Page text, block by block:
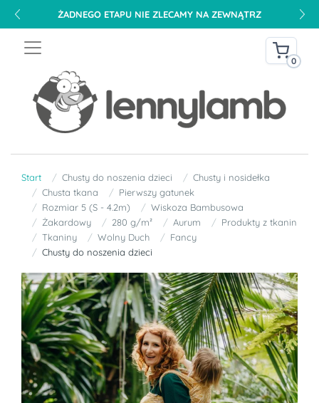
ŻADNEGO ETAPU NIE ZLECAMY NA ZEWNĄTRZ
0
Start Chusty do noszenia dzieci
Chusty i nosidełka
Chusta tkana
Pierwszy gatunek
Rozmiar 5 (S - 4.2m)
Wiskoza Bambusowa
Żakardowy
280 g/m² Aurum
Produkty z tkanin
Tkaniny
Wolny Duch
Fancy
Chusty do noszenia dzieci